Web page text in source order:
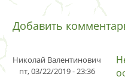
Добавить
Николай Валентинович
пт, 03/22/2019 - 23:36